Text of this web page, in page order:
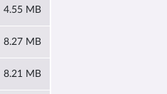
4.55 MB
8.27 MB
8.21 MB